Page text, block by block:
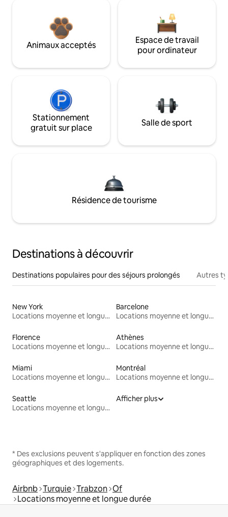
Animaux acceptés
Espace de travail
pour ordinateur
Stationnement
gratuit sur place
Salle de sport
Résidence de tourisme
Destinations à découvrir
Destinations populaires pour des séjours prolongés Autres
New York
Locations moyenne et longue durée
Barcelone
Locations moyenne et longue durée
Florence
Locations moyenne et longue durée
Athènes
Locations moyenne et longue durée
Miami
Locations moyenne et longue durée
Montréal
Locations moyenne et longue durée
Seattle
Locations moyenne et longue durée
Afficher plus
* Des exclusions peuvent s'appliquer en fonction des zones
géographiques et des logements.
Airbnb Turquie Trabzon Of
Locations moyenne et longue durée